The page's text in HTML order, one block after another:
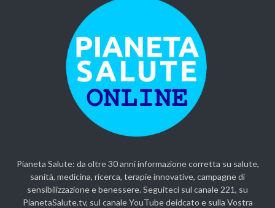
Pianeta Salute: da oltre 30 anni informazione corretta su salute,
sanità, medicina, ricerca, terapie innovative, campagne di
sensibilizzazione e benessere. Seguiteci sul canale 221, su
PianetaSalute.tv, sul canale YouTube deidcato e sulla Vostra